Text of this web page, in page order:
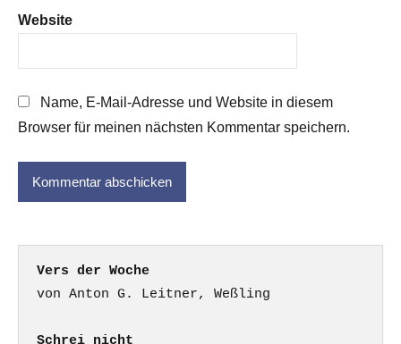
Website
Name, E-Mail-Adresse und Website in diesem
Browser für meinen nächsten Kommentar speichern.
Vers der Woche